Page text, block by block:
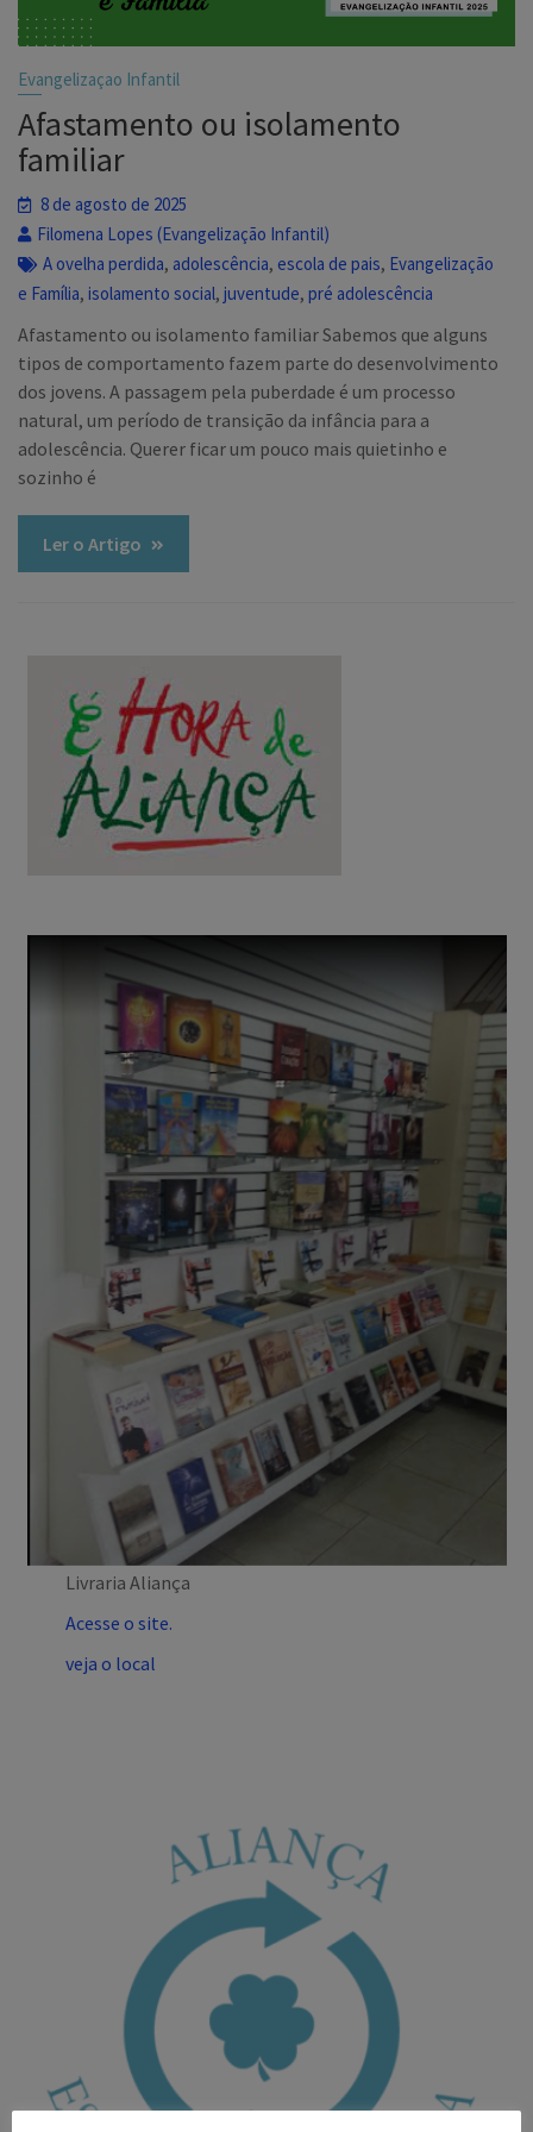
Evangelizaçao Infantil
Afastamento ou isolamento
familiar
8 de agosto de 2025
Filomena Lopes (Evangelização Infantil)
A ovelha perdida, adolescência, escola de pais, Evangelização
e Família,isolamento social,juventude,pré adolescência
Afastamento ou isolamento familiar Sabemos que alguns
tipos de comportamento fazem parte do desenvolvimento
dos jovens. A passagem pela puberdade é um processo
natural, um período de transição da infância para a
adolescência. Querer ficar um pouco mais quietinho e
sozinho é
Ler o Artigo
Livraria Aliança
Acesse o site.
veja o local